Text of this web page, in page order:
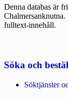
Denna databas är
fulltext-innehåll.
Söka och
Söktjänster